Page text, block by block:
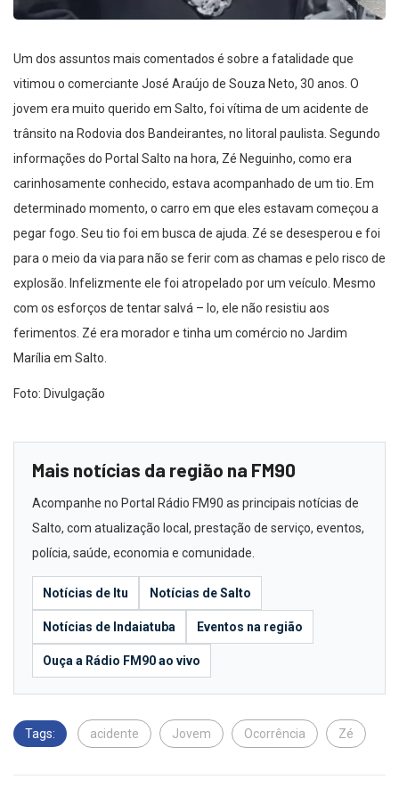
Um dos assuntos mais comentados é sobre a fatalidade que
vitimou o comerciante José Araújo de Souza Neto, 30 anos. O
jovem era muito querido em Salto, foi vítima de um acidente de
trânsito na Rodovia dos Bandeirantes, no litoral paulista. Segundo
informações do Portal Salto na hora, Zé Neguinho, como era
carinhosamente conhecido, estava acompanhado de um tio. Em
determinado momento, o carro em que eles estavam começou a
pegar fogo. Seu tio foi em busca de ajuda. Zé se desesperou e foi
para o meio da via para não se ferir com as chamas e pelo risco de
explosão. Infelizmente ele foi atropelado por um veículo. Mesmo
com os esforços de tentar salvá – lo, ele não resistiu aos
ferimentos. Zé era morador e tinha um comércio no Jardim
Marília em Salto.
Foto: Divulgação
Mais notícias da região na FM90
Acompanhe no Portal Rádio FM90 as principais notícias de
Salto, com atualização local, prestação de serviço, eventos,
polícia, saúde, economia e comunidade.
Notícias de Itu Notícias de Salto
Notícias de Indaiatuba Eventos na região
Ouça a Rádio FM90 ao vivo
Tags: acidente Jovem Ocorrência Zé